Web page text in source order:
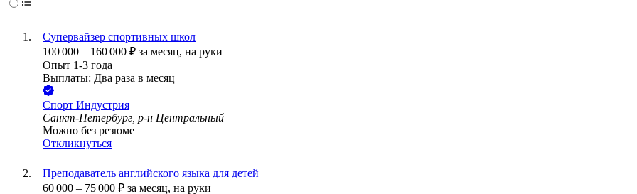
Супервайзер спортивных школ
100 000 – 160 000 ₽ за месяц, на руки
Опыт 1-3 года
Выплаты: Два раза в месяц
Спорт Индустрия
Санкт-Петербург, р-н Центральный
Можно без резюме
Откликнуться
Преподаватель английского языка для детей
60 000 – 75 000 ₽ за месяц, на руки